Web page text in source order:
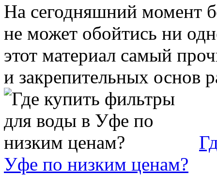
На сегодняшний момент
не может обойтись ни
этот материал самый
и закрепительных основ
Уфе по низким ценам?